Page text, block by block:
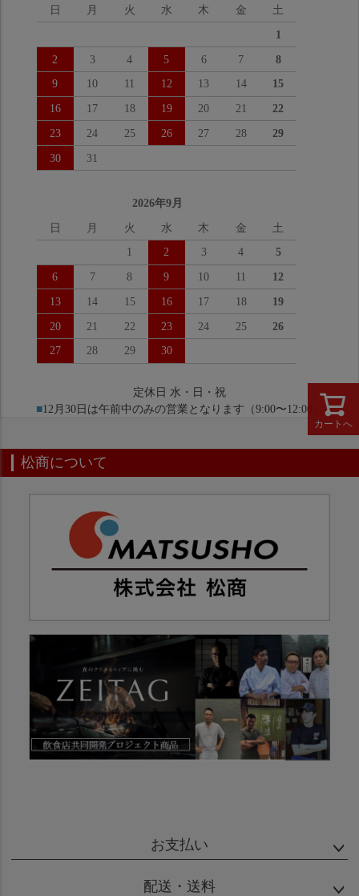
カートへ
日 月 火 水 木 金 土
1
2 3 4 5 6 7 8
9 10 11 12 13 14 15
16 17 18 19 20 21 22
23 24 25 26 27 28 29
30 31
2026年9月
日 月 火 水 木 金 土
1 2 3 4 5
6 7 8 9 10 11 12
13 14 15 16 17 18 19
20 21 22 23 24 25 26
27 28 29 30
定休日 水・日・祝
■12月30日は午前中のみの営業となります（9:00〜12:00）
松商について
お支払い
配送・送料